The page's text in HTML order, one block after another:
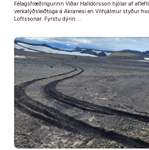
Félagsfræðingurinn Viðar Halldórsson hjólar af
verkalýðsleiðtoga á Akranesi en Vilhjálmur styður
Loftssonar. Fyrstu dýrin …